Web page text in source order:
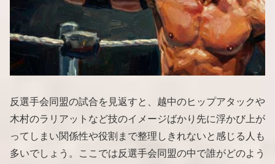
反選手会同盟の試合を見返すと、越中のヒップアタックや
木村のラリアットなど技のイメージばかり先に浮かび上が
ってしまい関係性や役割まで整理しきれないと感じる人も
多いでしょう。ここでは反選手会同盟の中で誰がどのよう